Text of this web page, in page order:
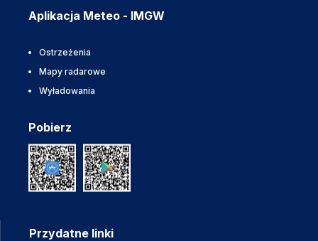
Aplikacja Meteo - IMGW
Ostrzeżenia
Mapy radarowe
Wyładowania
Pobierz
Przydatne linki